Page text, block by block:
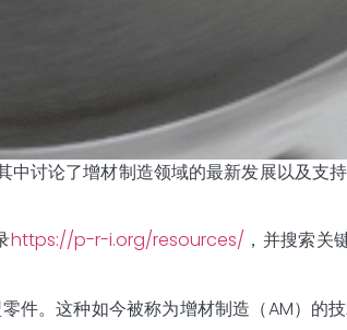
讨论了增材制造领域的最新发展以及支
https://p-r-i.org/resources/ ，并搜索关
件。这种如今被称为增材制造（AM）的